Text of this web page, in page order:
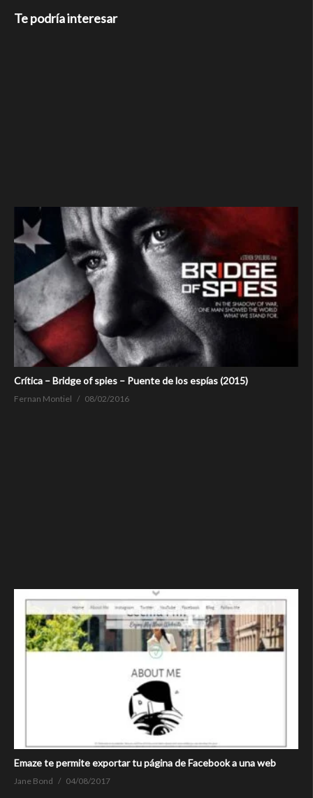
Te podría interesar
Crítica – Bridge of spies – Puente de los espías (2015)
Fernan Montiel 08/02/2016
Emaze te permite exportar tu página de Facebook a una web
Jane Bond 04/08/2017